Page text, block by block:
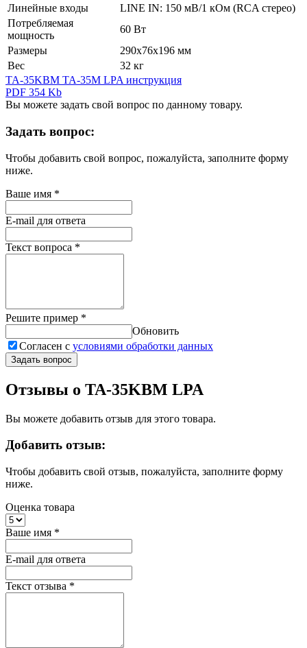
Линейные входы
LINE IN: 150 мВ/1 кОм (RCA стерео)
Потребляемая
мощность
60 Вт
Размеры
290х76х196 мм
Вес
32 кг
TA-35KBM TA-35M LPA инструкция
PDF 354 Kb
Вы можете задать свой вопрос по данному товару.
Задать вопрос:
Чтобы добавить свой вопрос, пожалуйста, заполните форму
ниже.
Ваше имя *
E-mail для ответа
Текст вопроса *
Решите пример *
Обновить
Согласен с условиями обработки данных
Задать вопрос
Отзывы о TA-35KBM LPA
Вы можете добавить отзыв для этого товара.
Добавить отзыв:
Чтобы добавить свой отзыв, пожалуйста, заполните форму
ниже.
Оценка товара
Ваше имя *
E-mail для ответа
Текст отзыва *